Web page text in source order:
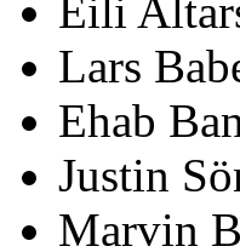
Eili
Lars
Ehab
Justin
Marvin